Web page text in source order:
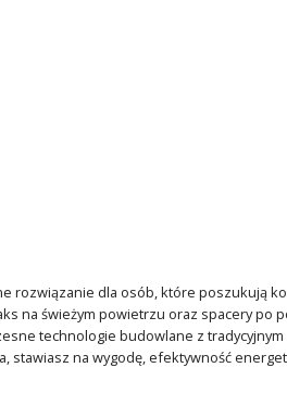
rozwiązanie dla osób, które poszukują
na świeżym powietrzu oraz spacery po
technologie budowlane z
stawiasz na wygodę, efektywność